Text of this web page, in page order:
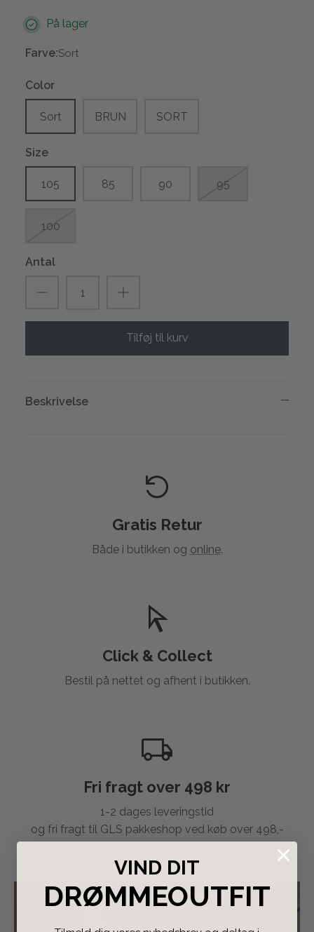
På lager
Farve:Sort
Color
Sort BRUN SORT
Size
105 85 90 95
100
Antal
Tilføj til kurv
Beskrivelse
Gratis Retur
Både i butikken og online.
Click & Collect
Bestil på nettet og afhent i butikken.
Fri fragt over 498 kr
1-2 dages leveringstid
og fri fragt til GLS pakkeshop ved køb over 498,-
VIND DIT
DRØMMEOUTFIT